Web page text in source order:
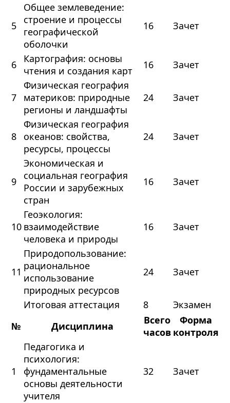
5
Общее землеведение:
строение и процессы
географической
оболочки
16 Зачет
6
Картография: основы
чтения и создания карт
16 Зачет
7
Физическая география
материков: природные
регионы и ландшафты
24 Зачет
8
Физическая география
океанов: свойства,
ресурсы, процессы
24 Зачет
9
Экономическая и
социальная география
России и зарубежных
стран
16 Зачет
10
Геоэкология:
взаимодействие
человека и природы
16 Зачет
11
Природопользование:
рациональное
использование
природных ресурсов
24 Зачет
Итоговая аттестация 8
Экзамен
№
Дисциплина
Всего
часов
Форма
контроля
1
Педагогика и
психология:
фундаментальные
основы деятельности
учителя
32 Зачет